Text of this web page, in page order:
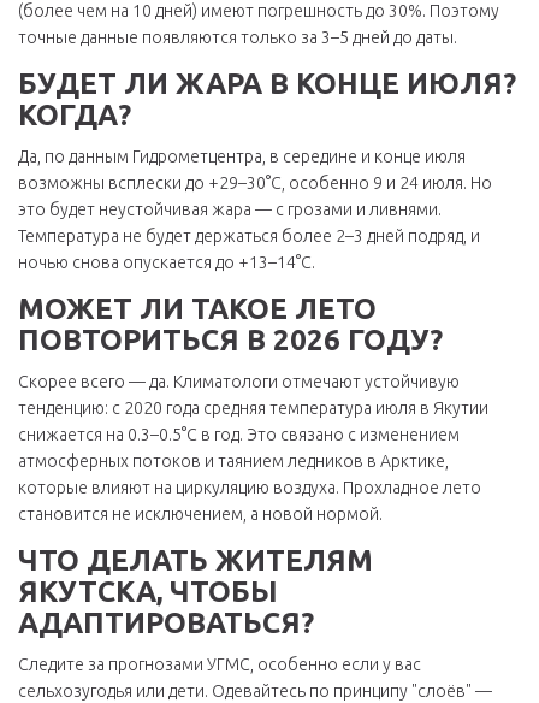
(более чем на 10 дней) имеют погрешность до 30%. Поэтому
точные данные появляются только за 3–5 дней до даты.
БУДЕТ ЛИ ЖАРА В КОНЦЕ ИЮЛЯ?
КОГДА?
Да, по данным Гидрометцентра , в середине и конце июля
возможны всплески до +29–30°C, особенно 9 и 24 июля. Но
это будет неустойчивая жара — с грозами и ливнями.
Температура не будет держаться более 2–3 дней подряд, и
ночью снова опускается до +13–14°C.
МОЖЕТ ЛИ ТАКОЕ ЛЕТО
ПОВТОРИТЬСЯ В 2026 ГОДУ?
Скорее всего — да. Климатологи отмечают устойчивую
тенденцию: с 2020 года средняя температура июля в Якутии
снижается на 0.3–0.5°C в год. Это связано с изменением
атмосферных потоков и таянием ледников в Арктике,
которые влияют на циркуляцию воздуха. Прохладное лето
становится не исключением, а новой нормой.
ЧТО ДЕЛАТЬ ЖИТЕЛЯМ
ЯКУТСКА, ЧТОБЫ
АДАПТИРОВАТЬСЯ?
Следите за прогнозами УГМС, особенно если у вас
сельхозугодья или дети. Одевайтесь по принципу "слоёв" —